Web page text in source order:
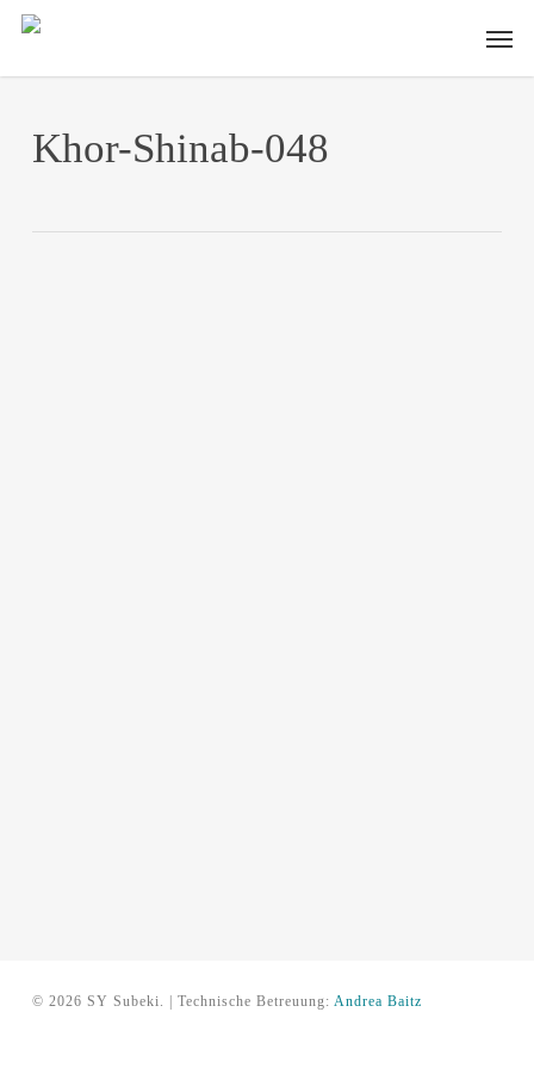
Skip
main
Khor-Shinab-048
© 2026 SY Subeki. | Technische Betreuung: Andrea Baitz